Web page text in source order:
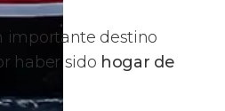
importante destino
haber sido hogar de